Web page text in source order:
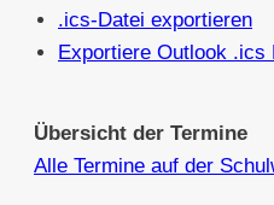
.ics-Datei exportieren
Exportiere Outlook .ics
Übersicht der Termine
Alle Termine auf der